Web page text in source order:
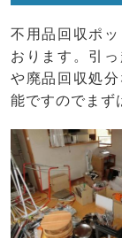
不用品回収ポ
おります。引
や廃品回収処
能ですのでまず